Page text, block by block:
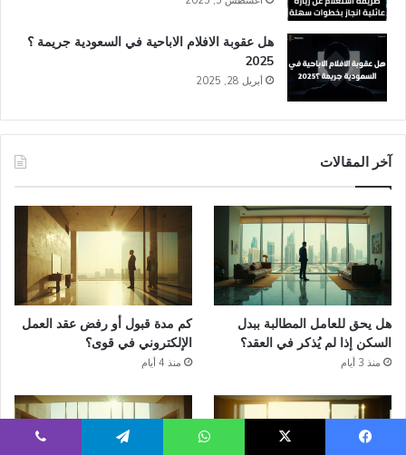
هل عقوبة الافلام الاباحية في السعودية​ جريمة ؟
2025
أبريل 28, 2025
آخر المقالات
هل يحق للعامل المطالبة ببدل
السكن إذا لم يُذكر في العقد؟
منذ 3 أيام
كم مدة قبول أو رفض عقد العمل
الإلكتروني في قوى؟
منذ 4 أيام